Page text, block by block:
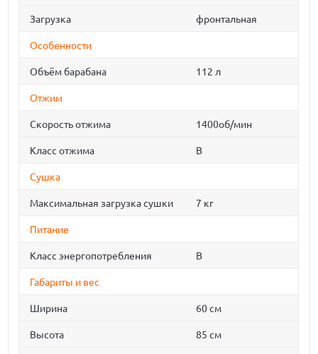
Загрузка фронтальная
Особенности
Объём барабана 112 л
Отжим
Скорость отжима 1400об/мин
Класс отжима B
Сушка
Максимальная загрузка сушки 7 кг
Питание
Класс энергопотребления B
Габариты и вес
Ширина 60 см
Высота 85 см